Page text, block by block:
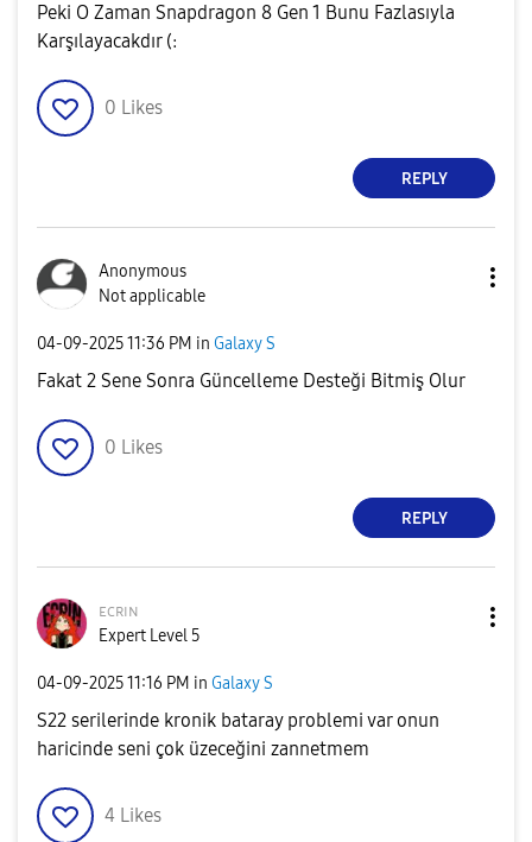
Peki O Zaman Snapdragon 8 Gen 1 Bunu Fazlasıyla
Karşılayacakdır (:
0 Likes
REPLY
Anonymous
Not applicable
‎04-09-202511:36 PM in Galaxy S
Fakat 2 Sene Sonra Güncelleme Desteği Bitmiş Olur
0 Likes
REPLY
ᴇᴄʀɪɴ
Expert Level 5
‎04-09-202511:16 PM in Galaxy S
S22 serilerinde kronik bataray problemi var onun
haricinde seni çok üzeceğini zannetmem
4 Likes